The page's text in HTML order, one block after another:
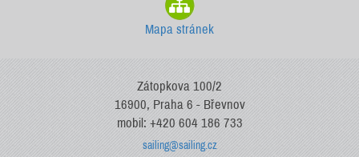
Mapa stránek
Zátopkova 100/2
16900, Praha 6 - Břevnov
mobil: +420 604 186 733
sailing@sailing.cz